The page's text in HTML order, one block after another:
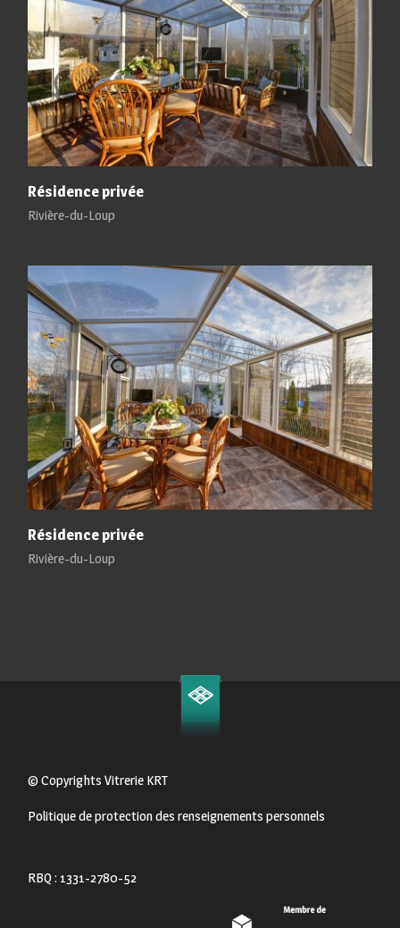
Résidence privée
Rivière-du-Loup
Résidence privée
Rivière-du-Loup
© Copyrights Vitrerie KRT
Politique de protection des renseignements personnels
RBQ : 1331-2780-52